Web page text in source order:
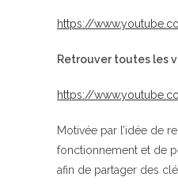
https://
Retrouver toutes les
https://
Motivée par l’idée de
fonctionnement et de
afin de partager des